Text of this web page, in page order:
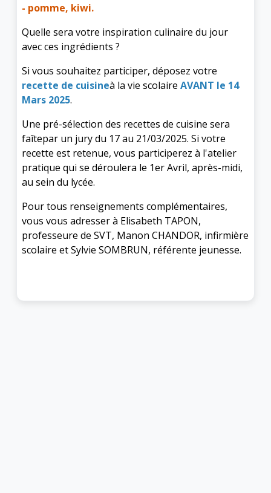
- pomme, kiwi.
Quelle sera votre inspiration culinaire du jour
avec ces ingrédients ?
Si vous souhaitez participer, déposez votre
recette de cuisineà la vie scolaire AVANT le 14
Mars 2025.
Une pré-sélection des recettes de cuisine sera
faîtepar un jury du 17 au 21/03/2025. Si votre
recette est retenue, vous participerez à l'atelier
pratique qui se déroulera le 1er Avril, après-midi,
au sein du lycée.
Pour tous renseignements complémentaires,
vous vous adresser à Elisabeth TAPON,
professeure de SVT, Manon CHANDOR, infirmière
scolaire et Sylvie SOMBRUN, référente jeunesse.